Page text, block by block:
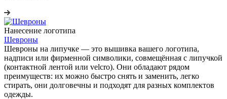
Нанесение логотипа
Шевроны
Шевроны на липучке — это вышивка вашего логотипа,
надписи или фирменной символики, совмещённая с липучкой
(контактной лентой или velcro). Они обладают рядом
преимуществ: их можно быстро снять и заменить, легко
стирать, они долговечны и подходят для разных комплектов
одежды.